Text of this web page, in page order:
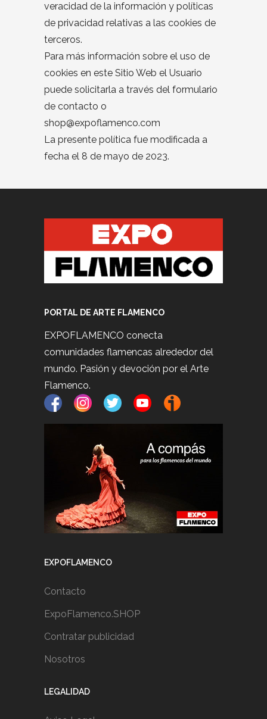
veracidad de la información y políticas
de privacidad relativas a las cookies de
terceros.
Para más información sobre el uso de
cookies en este Sitio Web el Usuario
puede solicitarla a través del formulario
de contacto o
shop@expoflamenco.com
La presente política fue modificada a
fecha el 8 de mayo de 2023.
PORTAL DE ARTE FLAMENCO
EXPOFLAMENCO conecta
comunidades flamencas alrededor del
mundo. Pasión y devoción por el Arte
Flamenco.
EXPOFLAMENCO
Contacto
ExpoFlamenco.SHOP
Contratar publicidad
Nosotros
LEGALIDAD